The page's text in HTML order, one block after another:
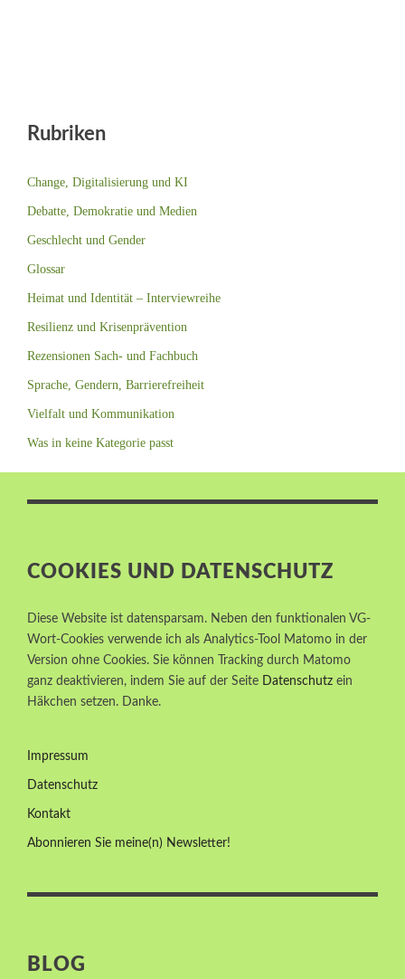
Rubriken
Change, Digitalisierung und KI
Debatte, Demokratie und Medien
Geschlecht und Gender
Glossar
Heimat und Identität – Interviewreihe
Resilienz und Krisenprävention
Rezensionen Sach- und Fachbuch
Sprache, Gendern, Barrierefreiheit
Vielfalt und Kommunikation
Was in keine Kategorie passt
COOKIES UND DATENSCHUTZ
Diese Website ist datensparsam. Neben den funktionalen VG-
Wort-Cookies verwende ich als Analytics-Tool Matomo in der
Version ohne Cookies. Sie können Tracking durch Matomo
ganz deaktivieren, indem Sie auf der Seite Datenschutz ein
Häkchen setzen. Danke.
Impressum
Datenschutz
Kontakt
Abonnieren Sie meine(n) Newsletter!
BLOG